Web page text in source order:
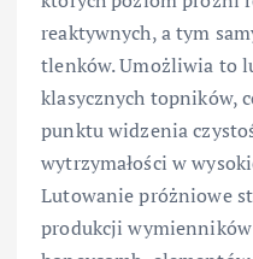
reaktywnych, a tym
tlenków. Umożliwia to
klasycznych topników,
punktu widzenia
wytrzymałości w
Lutowanie próżniowe
produkcji